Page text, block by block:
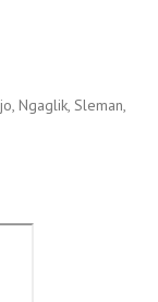
Ngaglik, Sleman,